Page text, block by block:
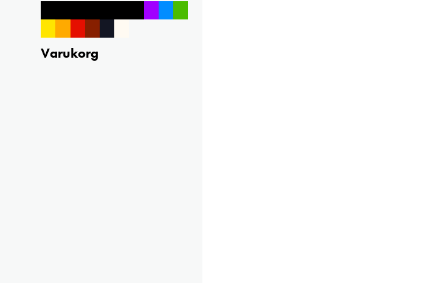
Varukorg